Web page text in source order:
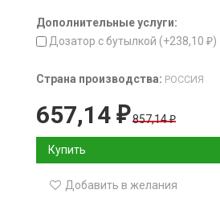
Дополнительные услуги:
Дозатор с бутылкой (+238,10 ₽)
Страна производства: РОССИЯ
657,14 ₽857,14₽
Купить
Добавить в желания